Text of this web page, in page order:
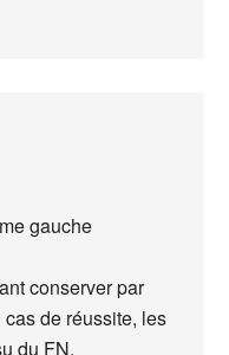
gauche
conserver par
de réussite, les
du FN.